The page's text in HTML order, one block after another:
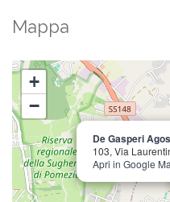
Mappa
De Gasperi
103, Via
Apri in Google
+
−